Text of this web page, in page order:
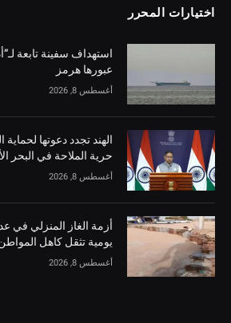
اختيارات المحرر
استهداف سفينة تابعة
عبورها هرمز
أغسطس 8, 2026
الهند تجدد دعوتها
حرية الملاحة في البحر
أغسطس 8, 2026
أزمة الغاز المنزلي في
يومية تثقل كاهل
أغسطس 8, 2026